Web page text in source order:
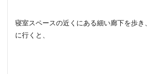
寝室スペースの近くにある細い廊下を歩き
に行くと、